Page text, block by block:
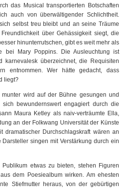
das Musical transportierten Botschaften
auch von überwältigender Schlichtheit.
selbst treu bleibt und an seine Träume
über Gehässigkeit siegt, die
hinunterrutschen, gibt es weit mehr als
bei Mary Poppins. Die Ausleuchtung ist
karnevalesk überzeichnet, die Requisiten
entnommen. Wer hätte gedacht, dass
liegt?
wird auf der Bühne gesungen und
bewundernswert engagiert durch die
Maura Ketley als naiv-verträumte Ella,
an der Folkwang Universität der Künste
dramatischer Durchschlagskraft wären an
singen mit Verstärkung durch ein
etwas zu bieten, stehen Figuren
dem Poesiealbum wirken. Am ehesten
Stiefmutter heraus, von der gebürtigen